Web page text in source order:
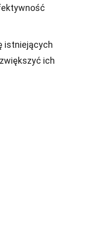
istniejących
ich